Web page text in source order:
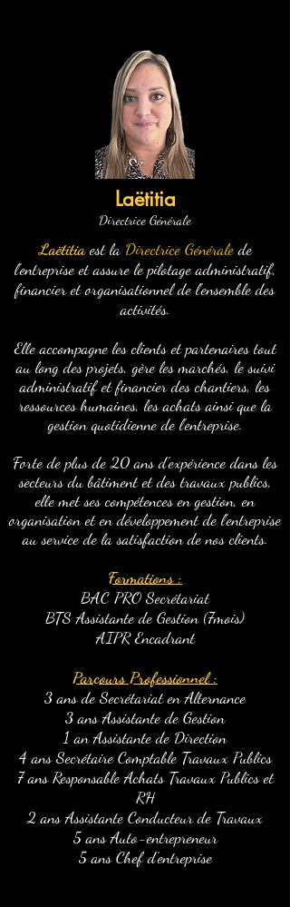
Laëtitia
Directrice Générale
Laëtitiaest la Directrice Généralede
l'entreprise et assure le pilotage administratif,
financier et organisationnel de l'ensemble des
activités.
Elle accompagne les clients et partenaires tout
au long des projets, gère les marchés, le suivi
administratif et financier des chantiers, les
ressources humaines, les achats ainsi que la
gestion quotidienne de l'entreprise.
Forte de plus de 20 ans d'expérience dans les
secteurs du bâtiment et des travaux publics,
elle met ses compétences en gestion, en
organisation et en développement de l'entreprise
au service de la satisfaction de nos clients.
Formations :
BAC PRO Secrétariat
BTS Assistante de Gestion (7mois)
AIPR Encadrant
Parcours Professionnel :
3 ans de Secrétariat en Alternance
3 ans Assistante de Gestion
1 an Assistante de Direction
4 ans Secrétaire Comptable Travaux Publics
7 ans Responsable Achats Travaux Publics et
RH
2 ans Assistante Conducteur de Travaux
5 ans Auto-entrepreneur
5 ans Chef d'entreprise